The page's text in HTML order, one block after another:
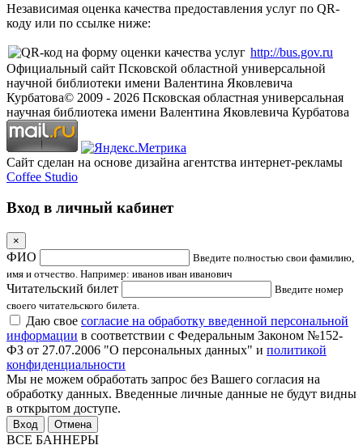
Независимая оценка качества предоставления услуг по QR-
коду или по ссылке ниже:
http://bus.gov.ru
Официальный сайт Псковской областной универсальной
научной библиотеки имени Валентина Яковлевича
Курбатова© 2009 - 2026 Псковская областная универсальная
научная библиотека имени Валентина Яковлевича Курбатова
Сайт сделан на основе дизайна агентства интернет-рекламы
Coffee Studio
Вход в личный кабинет
×
ФИО
Введите полностью свои фамилию,
имя и отчество. Например: иванов иван иванович
Читательский билет
Введите номер
своего читательского билета.
Даю свое согласие на обработку введенной персональной
информации в соответствии с Федеральным Законом №152-
ФЗ от 27.07.2006 "О персональных данных" и политикой
конфиденциальности
Мы не можем обработать запрос без Вашего согласия на
обработку данных. Введенные личные данные не будут видны
в открытом доступе.
Отмена
ВСЕ БАННЕРЫ